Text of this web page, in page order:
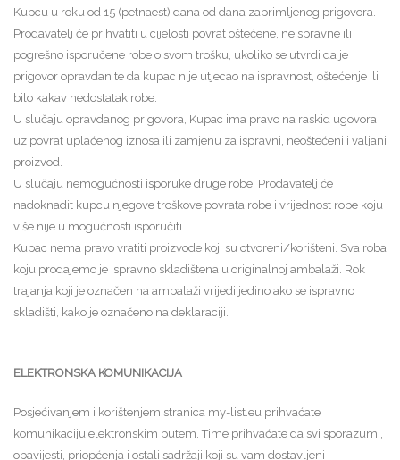
Kupcu u roku od 15 (petnaest) dana od dana zaprimljenog prigovora.
Prodavatelj će prihvatiti u cijelosti povrat oštećene, neispravne ili
pogrešno isporučene robe o svom trošku, ukoliko se utvrdi da je
prigovor opravdan te da kupac nije utjecao na ispravnost, oštećenje ili
bilo kakav nedostatak robe.
U slučaju opravdanog prigovora, Kupac ima pravo na raskid ugovora
uz povrat uplaćenog iznosa ili zamjenu za ispravni, neoštećeni i valjani
proizvod.
U slučaju nemogućnosti isporuke druge robe, Prodavatelj će
nadoknadit kupcu njegove troškove povrata robe i vrijednost robe koju
više nije u mogućnosti isporučiti.
Kupac nema pravo vratiti proizvode koji su otvoreni/korišteni. Sva roba
koju prodajemo je ispravno skladištena u originalnoj ambalaži. Rok
trajanja koji je označen na ambalaži vrijedi jedino ako se ispravno
skladišti, kako je označeno na deklaraciji.
ELEKTRONSKA KOMUNIKACIJA
Posjećivanjem i korištenjem stranica my-list.eu prihvaćate
komunikaciju elektronskim putem. Time prihvaćate da svi sporazumi,
obavijesti, priopćenja i ostali sadržaji koji su vam dostavljeni